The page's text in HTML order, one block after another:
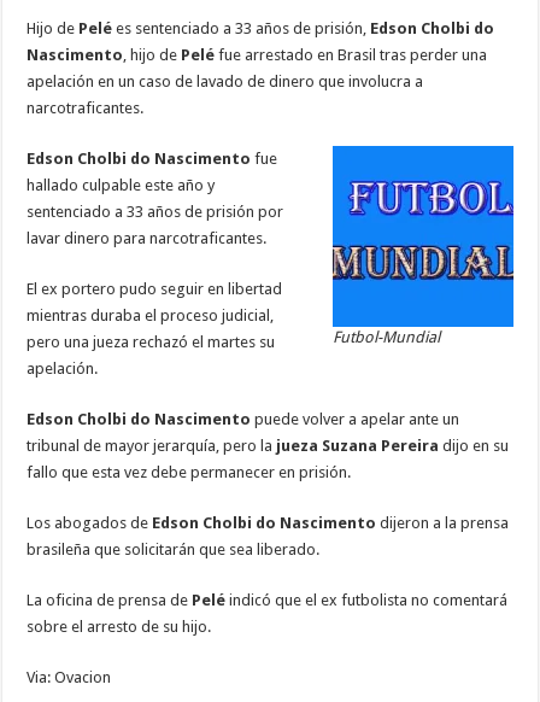
ac
e
b
o
o
k
tt
er
h
at
sA
p
ai
l
k
e
n
es
se
n
el
e
gr
m
p
r
Hijo de Pelé es sentenciado a 33 años de prisión, Edson Cholbi do
Nascimento, hijo de Pelé fue arrestado en Brasil tras perder una
apelación en un caso de lavado de dinero que involucra a
narcotraficantes.
Futbol-Mundial
Edson Cholbi do Nascimento fue
hallado culpable este año y
sentenciado a 33 años de prisión por
lavar dinero para narcotraficantes.
El ex portero pudo seguir en libertad
mientras duraba el proceso judicial,
pero una jueza rechazó el martes su
apelación.
Edson Cholbi do Nascimento puede volver a apelar ante un
tribunal de mayor jerarquía, pero la jueza Suzana Pereira dijo en su
fallo que esta vez debe permanecer en prisión.
Los abogados de Edson Cholbi do Nascimento dijeron a la prensa
brasileña que solicitarán que sea liberado.
La oficina de prensa de Pelé indicó que el ex futbolista no comentará
sobre el arresto de su hijo.
Via: Ovacion